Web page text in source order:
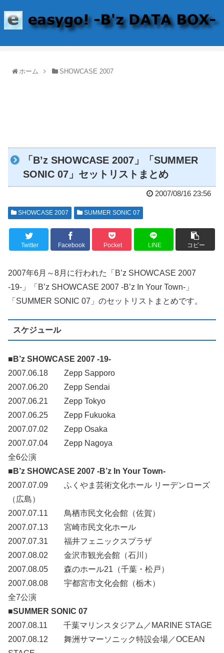
ホーム SHOWCASE 2007
「B’z SHOWCASE 2007」「SUMMER
SONIC 07」セットリストまとめ
2007/08/16 23:56
SHOWCASE 2007 SUMMER SONIC 07
Twitter Facebook Pocket LINE コピー
2007年6月～8月に行われた「B’z SHOWCASE 2007
-19-」「B’z SHOWCASE 2007 -B’z In Your Town-」
「SUMMER SONIC 07」のセットリストまとめです。
スケジュール
■B’z SHOWCASE 2007 -19-
2007.06.18 Zepp Sapporo
2007.06.20 Zepp Sendai
2007.06.21 Zepp Tokyo
2007.06.25 Zepp Fukuoka
2007.07.02 Zepp Osaka
2007.07.04 Zepp Nagoya
全6公演
■B’z SHOWCASE 2007 -B’z In Your Town-
2007.07.09 ふくやま芸術文化ホール リーデンローズ
（広島）
2007.07.11 鳥栖市民文化会館（佐賀）
2007.07.13 宮崎市民文化ホール
2007.07.31 福井フェニックスプラザ
2007.08.02 金沢市観光会館（石川）
2007.08.05 森のホール21（千葉・松戸）
2007.08.08 宇都宮市文化会館（栃木）
全7公演
■SUMMER SONIC 07
2007.08.11 千葉マリンスタジアム／MARINE STAGE
2007.08.12 舞洲サマーソニック特設会場／OCEAN